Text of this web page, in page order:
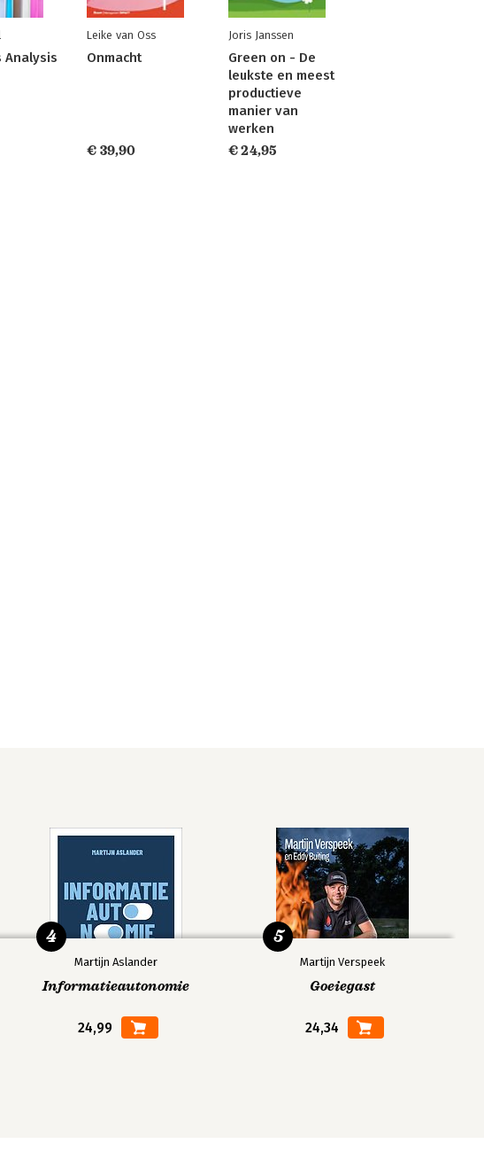
Analysis
Leike van Oss
Onmacht
€ 39,90
Joris Janssen
Green on - De
leukste en meest
productieve
manier van
werken
€ 24,95
Martijn Aslander
Informatieautonomie
24,99
4
Martijn Verspeek
Goeiegast
24,34
5